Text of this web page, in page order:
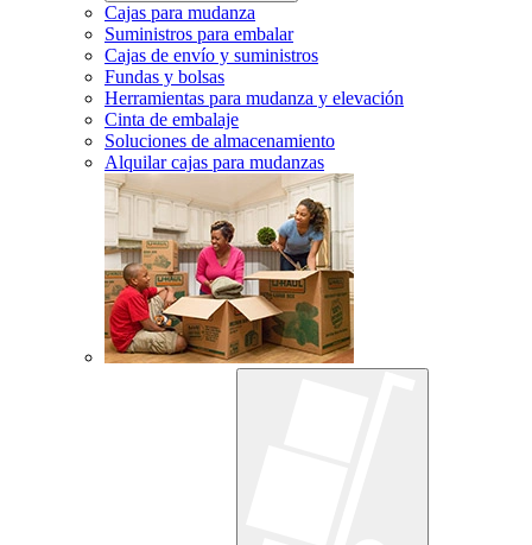
Cajas para mudanza
Suministros para embalar
Cajas de envío y suministros
Fundas y bolsas
Herramientas para mudanza y elevación
Cinta de embalaje
Soluciones de almacenamiento
Alquilar cajas para mudanzas